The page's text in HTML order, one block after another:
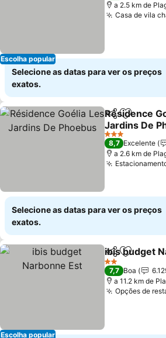
Escolha popular
a 2.5 km de
Casa de vila
Selecione as datas para ver os preços
exatos.
Partilhar
Résidence
Jardins De
3 Estrelas
8,7 Excelente
a 2.6 km de
Selecione as datas para ver os preços
exatos.
Escolha popular
Partilhar
ibis budget
2 Estrelas
7,7 Boa
a 11.2 km de
Opções de